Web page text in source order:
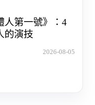
人第一號》：4
的演技
2026-08-05